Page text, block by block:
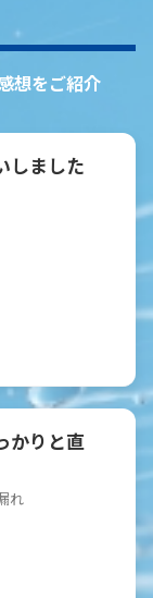
想をご紹介
しました
かりと直
れ